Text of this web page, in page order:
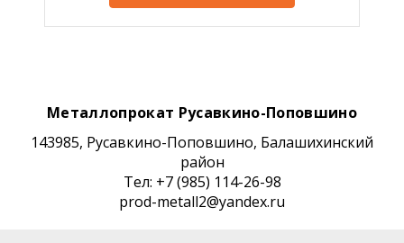
Металлопрокат Русавкино-Поповшино
143985, Русавкино-Поповшино, Балашихинский
район
Тел: +7 (985) 114-26-98
prod-metall2@yandex.ru